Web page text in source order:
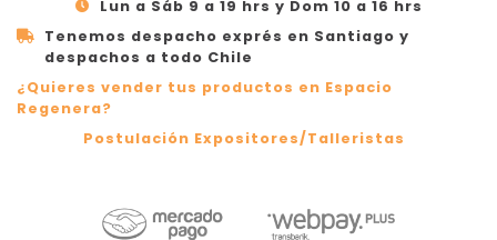
Lun a Sáb 9 a 19 hrs y Dom 10 a 16 hrs
Tenemos despacho exprés en Santiago y
despachos a todo Chile
¿Quieres vender tus productos en Espacio
Regenera?
Postulación Expositores/Talleristas